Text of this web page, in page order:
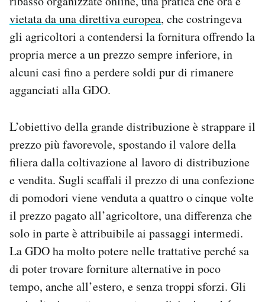
vietata da una direttiva europea, che costringeva
gli agricoltori a contendersi la fornitura offrendo la
propria merce a un prezzo sempre inferiore, in
alcuni casi fino a perdere soldi pur di rimanere
agganciati alla GDO.
L’obiettivo della grande distribuzione è strappare il
prezzo più favorevole, spostando il valore della
filiera dalla coltivazione al lavoro di distribuzione
e vendita. Sugli scaffali il prezzo di una confezione
di pomodori viene venduta a quattro o cinque volte
il prezzo pagato all’agricoltore, una differenza che
solo in parte è attribuibile ai passaggi intermedi.
La GDO ha molto potere nelle trattative perché sa
di poter trovare forniture alternative in poco
tempo, anche all’estero, e senza troppi sforzi. Gli